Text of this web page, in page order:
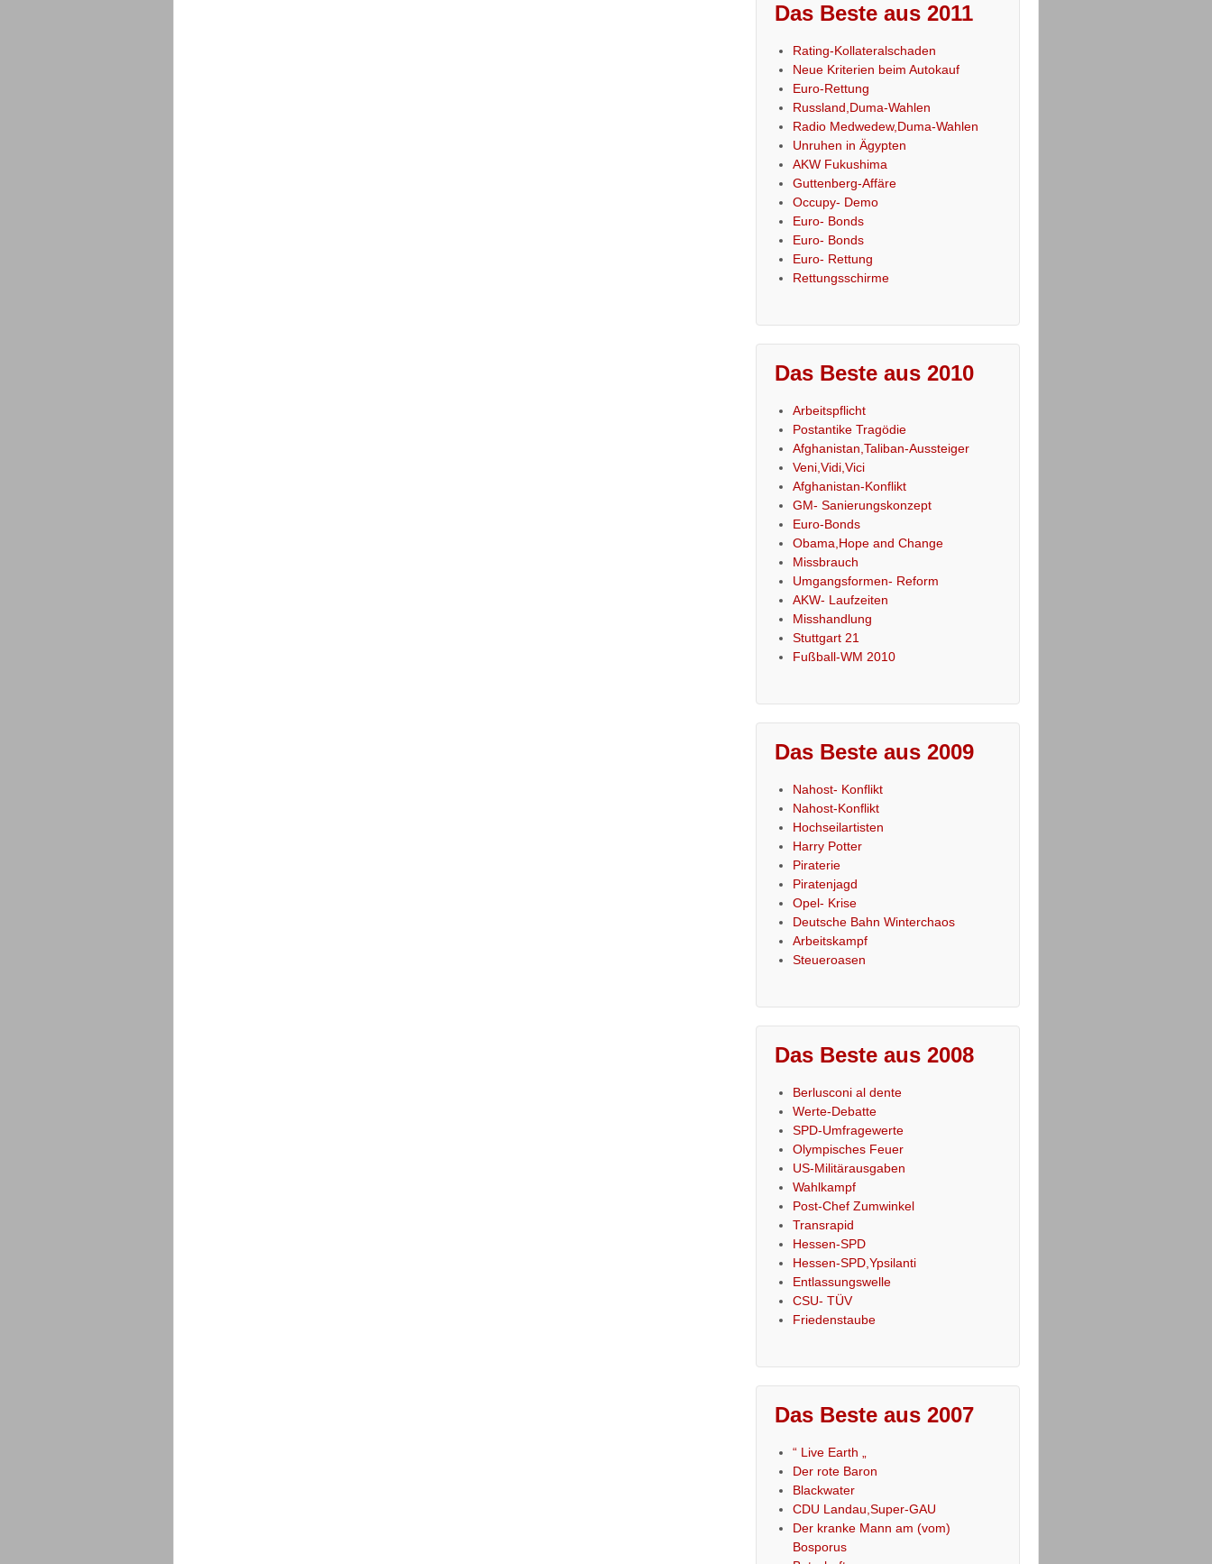
Das Beste aus 2011
Rating-Kollateralschaden
Neue Kriterien beim Autokauf
Euro-Rettung
Russland,Duma-Wahlen
Radio Medwedew,Duma-Wahlen
Unruhen in Ägypten
AKW Fukushima
Guttenberg-Affäre
Occupy- Demo
Euro- Bonds
Euro- Bonds
Euro- Rettung
Rettungsschirme
Das Beste aus 2010
Arbeitspflicht
Postantike Tragödie
Afghanistan,Taliban-Aussteiger
Veni,Vidi,Vici
Afghanistan-Konflikt
GM- Sanierungskonzept
Euro-Bonds
Obama,Hope and Change
Missbrauch
Umgangsformen- Reform
AKW- Laufzeiten
Misshandlung
Stuttgart 21
Fußball-WM 2010
Das Beste aus 2009
Nahost- Konflikt
Nahost-Konflikt
Hochseilartisten
Harry Potter
Piraterie
Piratenjagd
Opel- Krise
Deutsche Bahn Winterchaos
Arbeitskampf
Steueroasen
Das Beste aus 2008
Berlusconi al dente
Werte-Debatte
SPD-Umfragewerte
Olympisches Feuer
US-Militärausgaben
Wahlkampf
Post-Chef Zumwinkel
Transrapid
Hessen-SPD
Hessen-SPD,Ypsilanti
Entlassungswelle
CSU- TÜV
Friedenstaube
Das Beste aus 2007
“ Live Earth „
Der rote Baron
Blackwater
CDU Landau,Super-GAU
Der kranke Mann am (vom)
Bosporus